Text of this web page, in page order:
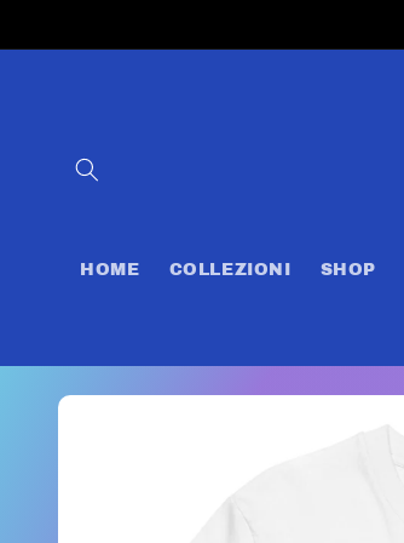
ai contenuti
HOME COLLEZIONI SHOP
Passa alle